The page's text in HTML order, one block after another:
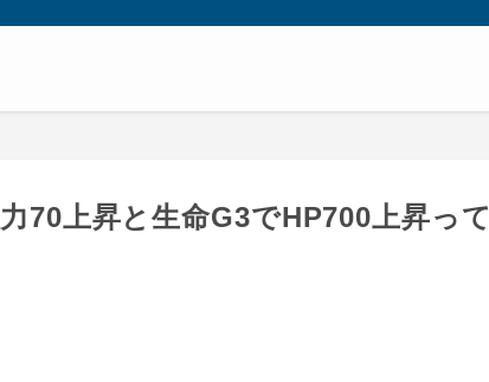
70上昇と生命G3でHP700上昇って